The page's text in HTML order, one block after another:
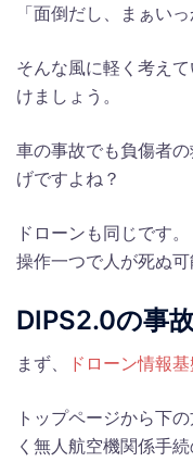
「面倒だし、まぁいっ
そんな風に軽く考え
けましょう。
車の事故でも負傷者
げですよね？
ドローンも同じです。
操作一つで人が死ぬ可
DIPS2.0の事
まず、 ドローン情報
トップページから下
く無人航空機関係手